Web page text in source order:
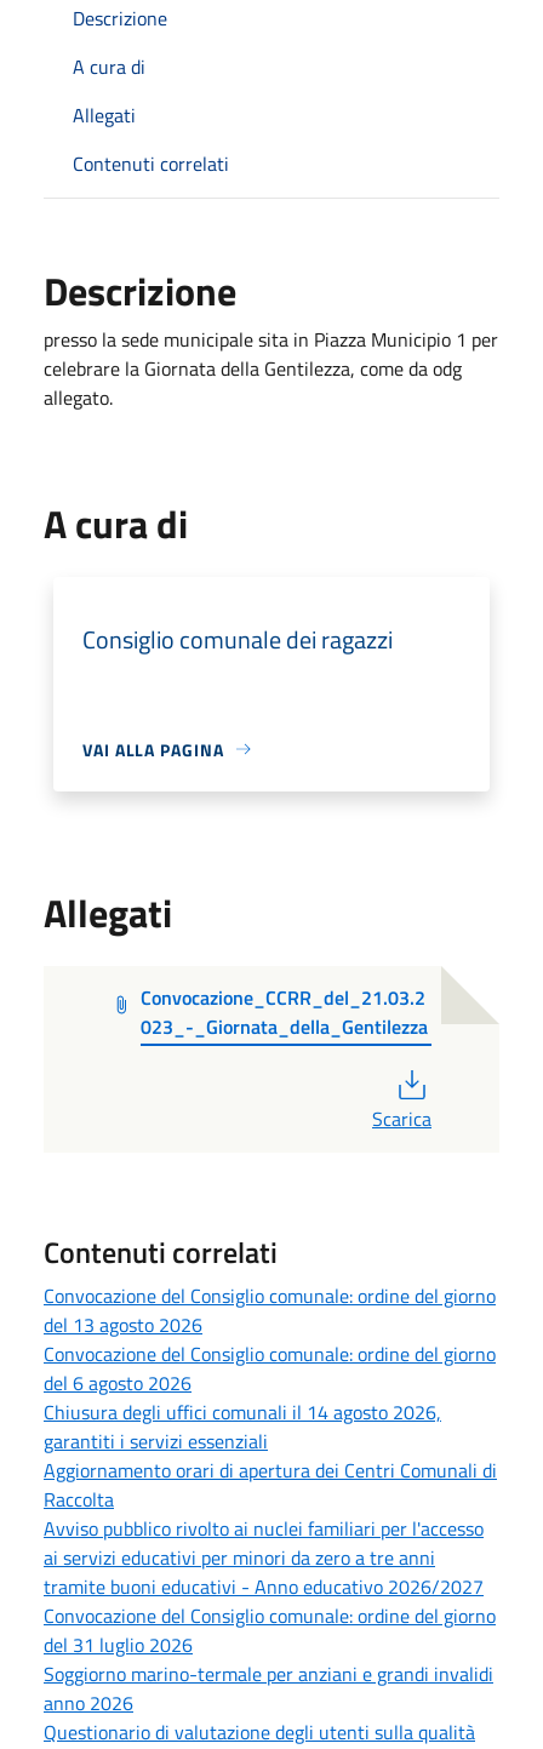
Descrizione
A cura di
Allegati
Contenuti correlati
Descrizione
presso la sede municipale sita in Piazza Municipio 1 per
celebrare la Giornata della Gentilezza, come da odg
allegato.
A cura di
Consiglio comunale dei ragazzi
VAI ALLA PAGINA
Allegati
Convocazione_CCRR_del_21.03.2
023_-_Giornata_della_Gentilezza
Scarica
Contenuti correlati
Convocazione del Consiglio comunale: ordine del giorno
del 13 agosto 2026
Convocazione del Consiglio comunale: ordine del giorno
del 6 agosto 2026
Chiusura degli uffici comunali il 14 agosto 2026,
garantiti i servizi essenziali
Aggiornamento orari di apertura dei Centri Comunali di
Raccolta
Avviso pubblico rivolto ai nuclei familiari per l'accesso
ai servizi educativi per minori da zero a tre anni
tramite buoni educativi - Anno educativo 2026/2027
Convocazione del Consiglio comunale: ordine del giorno
del 31 luglio 2026
Soggiorno marino-termale per anziani e grandi invalidi
anno 2026
Questionario di valutazione degli utenti sulla qualità